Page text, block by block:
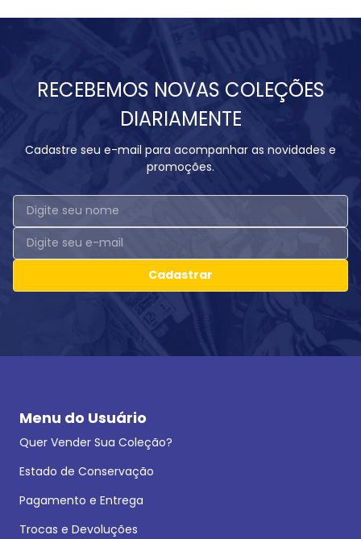
RECEBEMOS NOVAS COLEÇÕES
DIARIAMENTE
Cadastre seu e-mail para acompanhar as novidades e
promoções.
Cadastrar
Menu do Usuário
Quer Vender Sua Coleção?
Estado de Conservação
Pagamento e Entrega
Trocas e Devoluções